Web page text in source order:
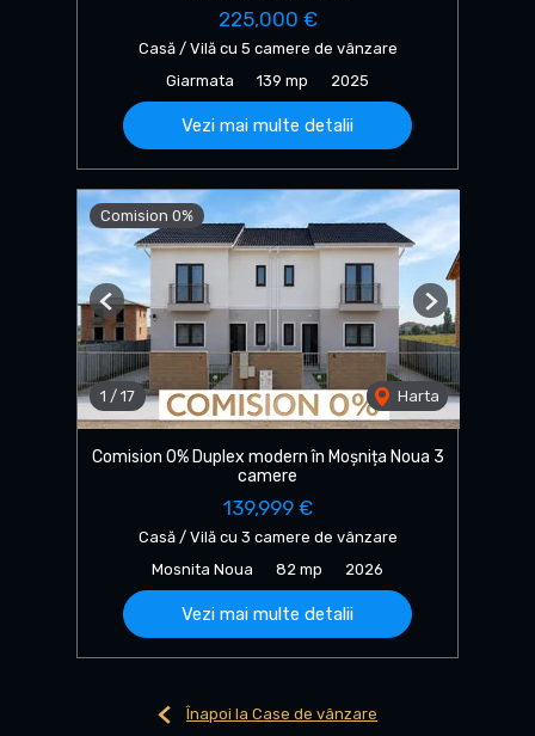
225,000 €
Casă / Vilă cu 5 camere de vânzare
Giarmata
139 mp 2025
Vezi mai multe detalii
Comision 0%
1 / 17 Harta
Previous Next
Comision 0% Duplex modern în Moșnița Noua 3
camere
139,999 €
Casă / Vilă cu 3 camere de vânzare
Mosnita Noua
82 mp 2026
Vezi mai multe detalii
Înapoi la Case de vânzare